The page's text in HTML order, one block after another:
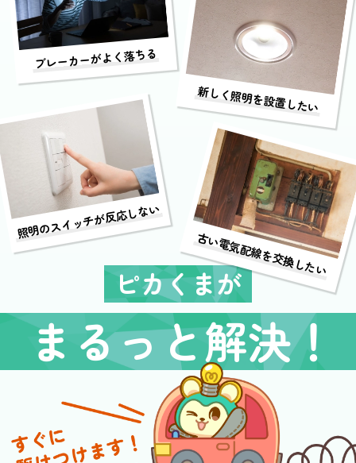
ブレーカーがよく落ちる
新しく照明を設置したい
照明のスイッチが反応しない
古い電気配線を交換したい
ピカくまが
まるっと解決！